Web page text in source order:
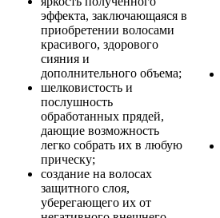
эффекта, заключающаяся в
приобретении волосами
красивого, здорового
сияния и
дополнительного объема;
шелковистость и
послушность
обработанных прядей,
дающие возможность
легко собрать их в любую
прическу;
создание на волосах
защитного слоя,
уберегающего их от